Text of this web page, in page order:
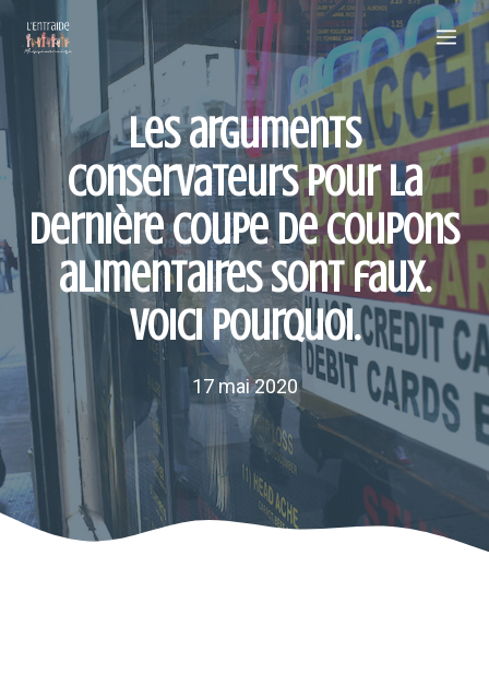
contenu
Les arguments
conservateurs pour la
dernière coupe de coupons
alimentaires sont faux.
Voici pourquoi.
17 mai 2020